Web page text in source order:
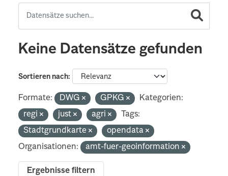
Keine Datensätze gefunden
Sortieren nach
Formate: DWG GPKG
Kategorien:
regi
just agri
Tags:
Stadtgrundkarte
opendata
Organisationen:
amt-fuer-geoinformation
Ergebnisse filtern